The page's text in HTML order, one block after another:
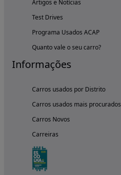
Artigos e Notícias
Test Drives
Programa Usados ACAP
Quanto vale o seu carro?
Informações
Carros usados por Distrito
Carros usados mais procurados
Carros Novos
Carreiras